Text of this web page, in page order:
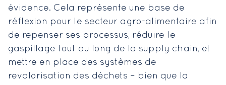
évidence. Cela représente une base de
réflexion pour le secteur agro-alimentaire afin
de repenser ses processus, réduire le
gaspillage tout au long de la supply chain, et
mettre en place des systèmes de
revalorisation des déchets – bien que la